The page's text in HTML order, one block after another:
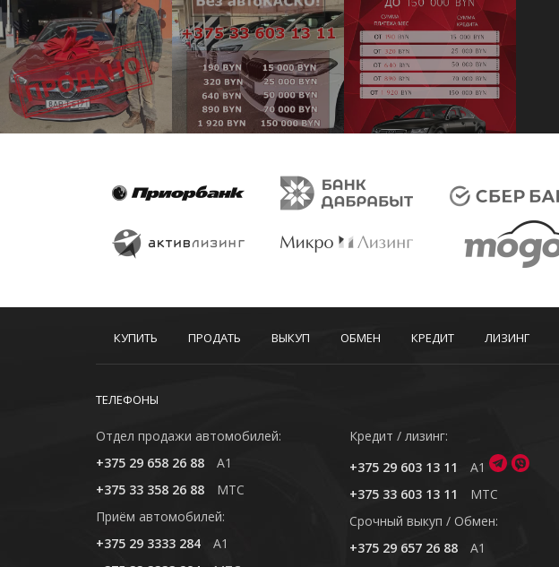
КУПИТЬ ПРОДАТЬ ВЫКУП ОБМЕН КРЕДИТ ЛИЗИНГ
ТЕЛЕФОНЫ
Отдел продажи автомобилей:
+375 29 658 26 88
A1
+375 33 358 26 88
MTC
Приём автомобилей:
+375 29 3333 284
A1
Кредит / лизинг:
+375 29 603 13 11
A1
+375 33 603 13 11
MTC
Cрочный выкуп / Обмен:
+375 29 657 26 88
A1